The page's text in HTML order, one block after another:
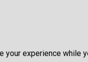
experience while